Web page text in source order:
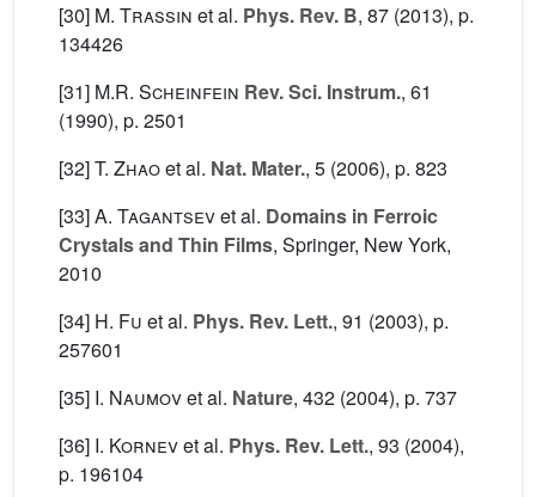
[30] M. Trassin et al. Phys. Rev. B, 87 (2013), p.
134426
[31] M.R. Scheinfein Rev. Sci. Instrum., 61
(1990), p. 2501
[32]T. Zhaoet al. Nat. Mater., 5 (2006), p. 823
[33]A. Tagantsevet al. Domains in Ferroic
Crystals and Thin Films, Springer, New York,
2010
[34] H. Fu et al. Phys. Rev. Lett., 91 (2003), p.
257601
[35] I. Naumovet al. Nature, 432 (2004), p. 737
[36] I. Kornevet al. Phys. Rev. Lett., 93 (2004),
p. 196104